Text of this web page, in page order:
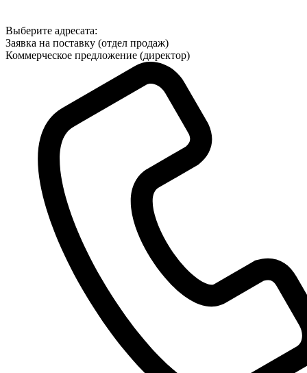
Выберите адресата:
Заявка на поставку (отдел продаж)
Коммерческое предложение (директор)